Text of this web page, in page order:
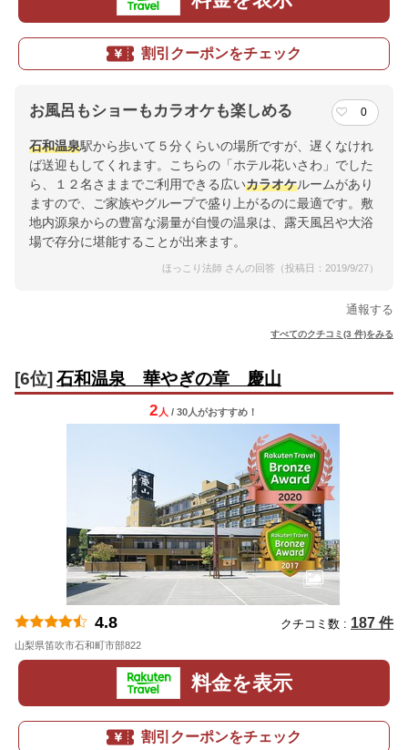
割引クーポンをチェック
お風呂もショーもカラオケも楽しめる 0
石和温泉駅から歩いて５分くらいの場所ですが、遅くなけれ
ば送迎もしてくれます。こちらの「ホテル花いさわ」でした
ら、１２名さままでご利用できる広いカラオケルームがあり
ますので、ご家族やグループで盛り上がるのに最適です。敷
地内源泉からの豊富な湯量が自慢の温泉は、露天風呂や大浴
場で存分に堪能することが出来ます。
ほっこり法師 さんの回答（投稿日：2019/9/27）
通報する
すべてのクチコミ(3 件)をみる
[6位] 石和温泉 華やぎの章 慶山
2 人 / 30人がおすすめ！
4.8 クチコミ数 : 187 件
山梨県笛吹市石和町市部822
料金を表示
割引クーポンをチェック